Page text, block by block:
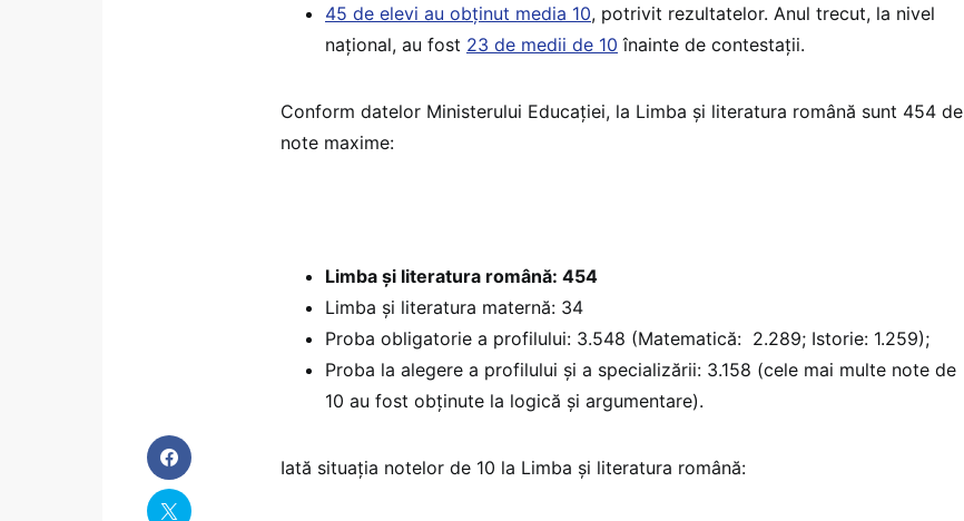
45 de elevi au obținut media 10, potrivit rezultatelor. Anul trecut, la nivel
național, au fost 23 de medii de 10 înainte de contestații.
Conform datelor Ministerului Educației, la Limba și literatura română sunt 454 de
note maxime:
Limba și literatura română: 454
Limba și literatura maternă: 34
Proba obligatorie a profilului: 3.548 (Matematică: 2.289; Istorie: 1.259);
Proba la alegere a profilului și a specializării: 3.158 (cele mai multe note de
10 au fost obținute la logică și argumentare).
Iată situația notelor de 10 la Limba și literatura română: